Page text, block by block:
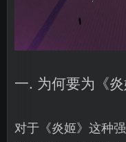
一. 为何要为《
对于《炎姬》这种